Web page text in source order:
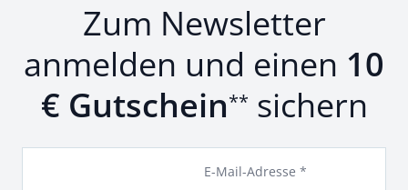
Zum Newsletter
anmelden und einen 10
€ Gutschein** sichern
E-Mail-Adresse *